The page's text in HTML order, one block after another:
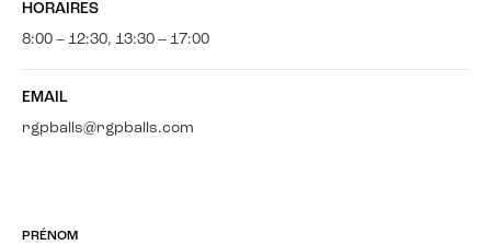
HORAIRES
8:00 – 12:30, 13:30 – 17:00
EMAIL
rgpballs@rgpballs.com
PRÉNOM